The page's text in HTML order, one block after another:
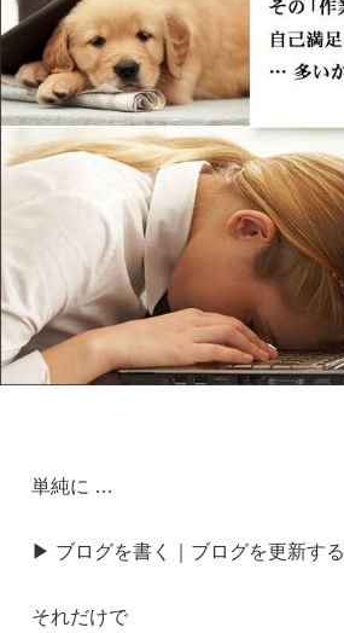
単純に …
▶ ブログを書く｜ブログを更新する
それだけで